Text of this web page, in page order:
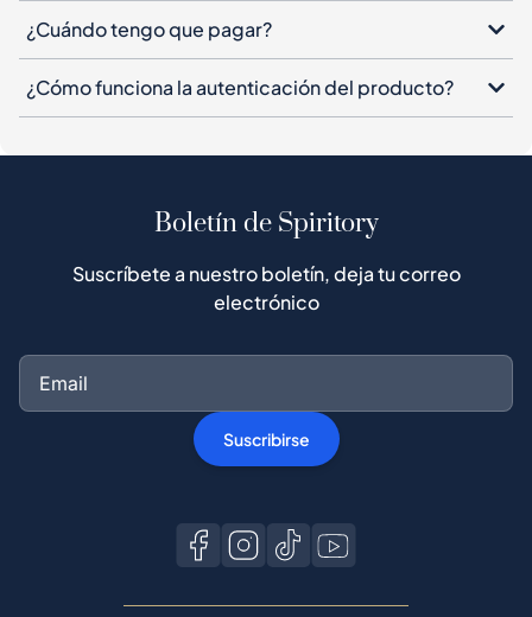
¿Cuándo tengo que pagar?
¿Cómo funciona la autenticación del producto?
Boletín de Spiritory
Suscríbete a nuestro boletín, deja tu correo
electrónico
Suscribirse